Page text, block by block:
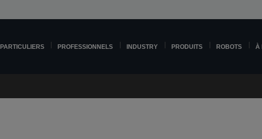
PARTICULIERS PROFESSIONNELS INDUSTRY PRODUITS ROBOTS À